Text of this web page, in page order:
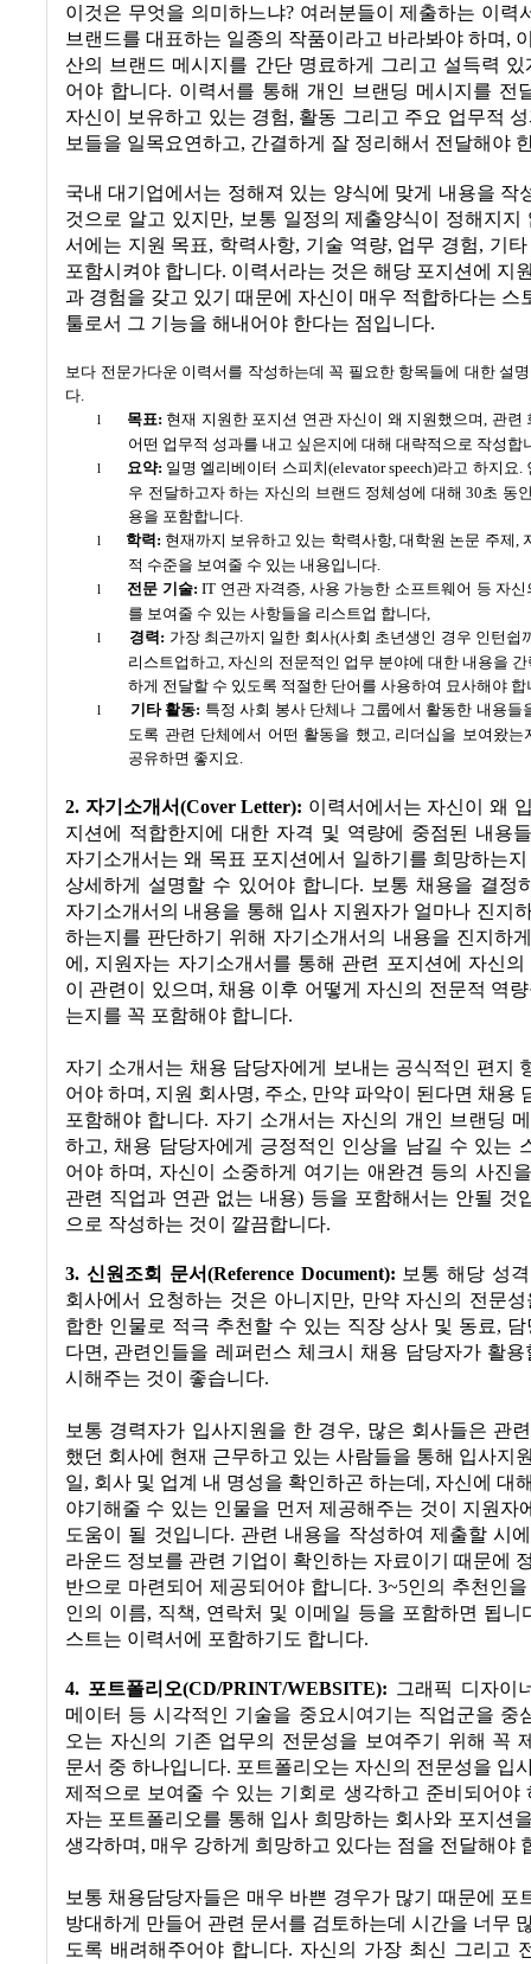
이것은 무엇을 의미하느냐? 여러분들이 제출하는 이력
브랜드를 대표하는 일종의 작품이라고 바라봐야 하며 ,
산의 브랜드 메시지를 간단 명료하게 그리고 설득력
어야 합니다. 이력서를 통해 개인 브랜딩 메시지를 전
자신이 보유하고 있는 경험, 활동 그리고 주요 업무적
보들을 일목요연하고, 간결하게 잘 정리해서 전달해야
국내 대기업에서는 정해져 있는 양식에 맞게 내용을 작
것으로 알고 있지만, 보통 일정의 제출양식이 정해지지
서에는 지원 목표, 학력사항, 기술 역량, 업무 경험, 기
포함시켜야 합니다. 이력서라는 것은 해당 포지션에 지
과 경험을 갖고 있기 때문에 자신이 매우 적합하다는 스
툴로서 그 기능을 해내어야 한다는 점입니다.
보다 전문가다운 이력서를 작성하는데 꼭 필요한 항목들에 대한 설
다
l 목표: 현재 지원한 포지션 연관 자신이 왜 지원했으며
관련
어떤 업무적 성과를 내고 싶은지에 대해 대략적으로 작성합
l 요약: 일명 엘리베이터 스피치(elevator speech)라고 하지요
우 전달하고자 하는 자신의 브랜드 정체성에 대해 30초 동
용을 포함합니다
l 학력 : 현재까지 보유하고 있는 학력사항,대학원 논문 주제 ,
적 수준을 보여줄 수 있는 내용입니다
l 전문 기술: IT 연관 자격증 사용 가능한 소프트웨어 등 자
를 보여줄 수 있는 사항들을 리스트업 합니다
l 경력 : 가장 최근까지 일한 회사(사회 초년생인 경우 인턴쉽
리스트업하고 ,자신의 전문적인 업무 분야에 대한 내용을
하게 전달할 수 있도록 적절한 단어를 사용하여 묘사해야 합
l 기타 활동: 특정 사회 봉사 단체나 그룹에서 활동한 내용들
도록 관련 단체에서 어떤 활동을 했고
리더십을 보여왔는
공유하면 좋지요
2. 자기소개서(Cover Letter): 이력서에서는 자신이 왜
지션에 적합한지에 대한 자격 및 역량에 중점된 내용
자기소개서는 왜 목표 포지션에서 일하기를 희망하는
상세하게 설명할 수 있어야 합니다. 보통 채용을 결정
자기소개서의 내용을 통해 입사 지원자가 얼마나 진지
하는지를 판단하기 위해 자기소개서의 내용을 진지하
에 , 지원자는 자기소개서를 통해 관련 포지션에 자신
이 관련이 있으며 ,채용 이후 어떻게 자신의 전문적 역
는지를 꼭 포함해야 합니다.
자기 소개서는 채용 담당자에게 보내는 공식적인 편지
어야 하며 , 지원 회사명, 주소, 만약 파악이 된다면 채용
포함해야 합니다. 자기 소개서는 자신의 개인 브랜딩
하고,채용 담당자에게 긍정적인 인상을 남길 수 있는
어야 하며 , 자신이 소중하게 여기는 애완견 등의 사진
관련 직업과 연관 없는 내용) 등을 포함해서는 안될 것
으로 작성하는 것이 깔끔합니다.
3. 신원조회 문서(Reference Document): 보통 해당 성
회사에서 요청하는 것은 아니지만, 만약 자신의 전문
합한 인물로 적극 추천할 수 있는 직장 상사 및 동료,
다면, 관련인들을 레퍼런스 체크시 채용 담당자가 활
시해주는 것이 좋습니다.
보통 경력자가 입사지원을 한 경우, 많은 회사들은 관
했던 회사에 현재 근무하고 있는 사람들을 통해 입사지
일, 회사 및 업계 내 명성을 확인하곤 하는데 , 자신에 대
야기해줄 수 있는 인물을 먼저 제공해주는 것이 지원자
도움이 될 것입니다. 관련 내용을 작성하여 제출할 시
라운드 정보를 관련 기업이 확인하는 자료이기 때문에
반으로 마련되어 제공되어야 합니다. 3~5인의 추천인
인의 이름, 직책, 연락처 및 이메일 등을 포함하면 됩니
스트는 이력서에 포함하기도 합니다.
4. 포트폴리오(CD/PRINT/WEBSITE): 그래픽 디자이
메이터 등 시각적인 기술을 중요시여기는 직업군을 중
오는 자신의 기존 업무의 전문성을 보여주기 위해 꼭
문서 중 하나입니다. 포트폴리오는 자신의 전문성을 입
제적으로 보여줄 수 있는 기회로 생각하고 준비되어야
자는 포트폴리오를 통해 입사 희망하는 회사와 포지션
생각하며 , 매우 강하게 희망하고 있다는 점을 전달해야
보통 채용담당자들은 매우 바쁜 경우가 많기 때문에 포
방대하게 만들어 관련 문서를 검토하는데 시간을 너무
도록 배려해주어야 합니다. 자신의 가장 최신 그리고